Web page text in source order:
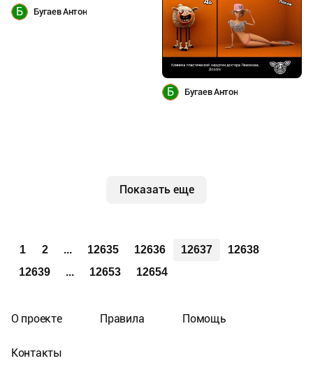
Б Бугаев Антон
Б Бугаев Антон
Показать еще
1 2 ... 12635 12636 12637
12638
12639
... 12653 12654
О проекте Правила Помощь
Контакты